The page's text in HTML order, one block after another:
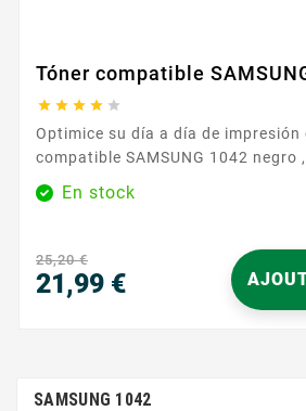
Tóner compatible
    
Optimice su día a día de impresión con
compatible SAMSUNG 1042 negro
fiable para documentos nítidos y
para impresoras que utilizan la
con su equipo. Gracias a su compatibilidad
garantizada , este consumible se
pocos pasos....
En stock
25,20 €
21,99 €
SAMSUNG 1042